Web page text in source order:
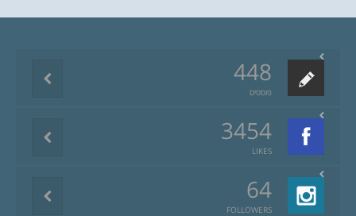
448
פוסטים
3454
LIKES
64
FOLLOWERS